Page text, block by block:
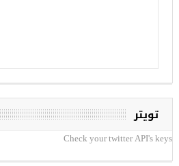
تويتر
Check your twitter API's keys